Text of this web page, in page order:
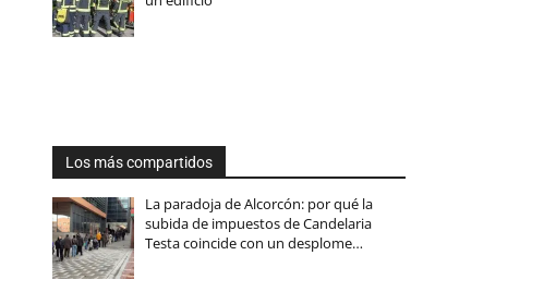
Los más compartidos
La paradoja de Alcorcón: por qué la
subida de impuestos de Candelaria
Testa coincide con un desplome…